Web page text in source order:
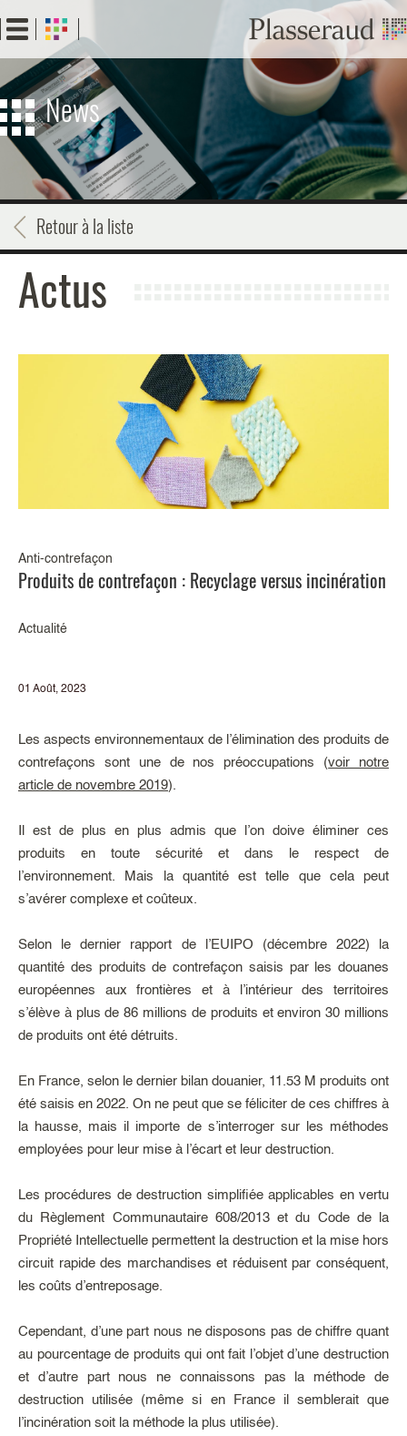
au
contenu
principal
News
Retour à la liste
Actus
Anti-contrefaçon
Produits de contrefaçon : Recyclage versus incinération
Actualité
01 Août, 2023
Les aspects environnementaux de l’élimination des produits de
contrefaçons sont une de nos préoccupations (voir notre
article de novembre 2019).
Il est de plus en plus admis que l’on doive éliminer ces
produits en toute sécurité et dans le respect de
l’environnement. Mais la quantité est telle que cela peut
s’avérer complexe et coûteux.
Selon le dernier rapport de l’EUIPO (décembre 2022) la
quantité des produits de contrefaçon saisis par les douanes
européennes aux frontières et à l’intérieur des territoires
s’élève à plus de 86 millions de produits et environ 30 millions
de produits ont été détruits.
En France, selon le dernier bilan douanier, 11.53 M produits ont
été saisis en 2022. On ne peut que se féliciter de ces chiffres à
la hausse, mais il importe de s’interroger sur les méthodes
employées pour leur mise à l’écart et leur destruction.
Les procédures de destruction simplifiée applicables en vertu
du Règlement Communautaire 608/2013 et du Code de la
Propriété Intellectuelle permettent la destruction et la mise hors
circuit rapide des marchandises et réduisent par conséquent,
les coûts d’entreposage.
Cependant, d’une part nous ne disposons pas de chiffre quant
au pourcentage de produits qui ont fait l’objet d’une destruction
et d’autre part nous ne connaissons pas la méthode de
destruction utilisée (même si en France il semblerait que
l’incinération soit la méthode la plus utilisée).